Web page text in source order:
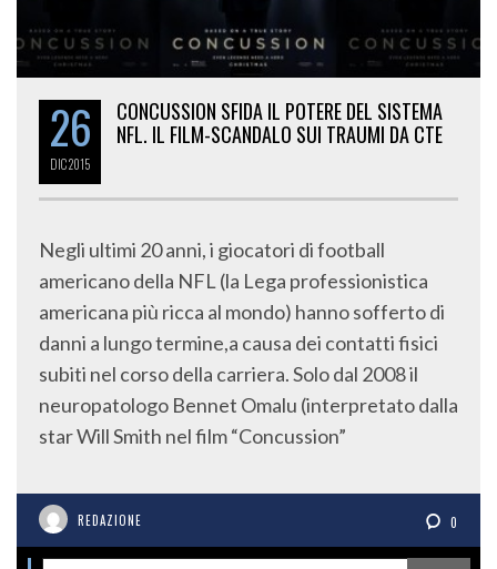
26
DIC2015
CONCUSSION SFIDA IL POTERE DEL SISTEMA
NFL. IL FILM-SCANDALO SUI TRAUMI DA CTE
Negli ultimi 20 anni, i giocatori di football
americano della NFL (la Lega professionistica
americana più ricca al mondo) hanno sofferto di
danni a lungo termine,a causa dei contatti fisici
subiti nel corso della carriera. Solo dal 2008 il
neuropatologo Bennet Omalu (interpretato dalla
star Will Smith nel film “Concussion”
REDAZIONE 0